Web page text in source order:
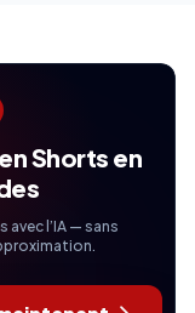
Shorts en
l’IA — sans